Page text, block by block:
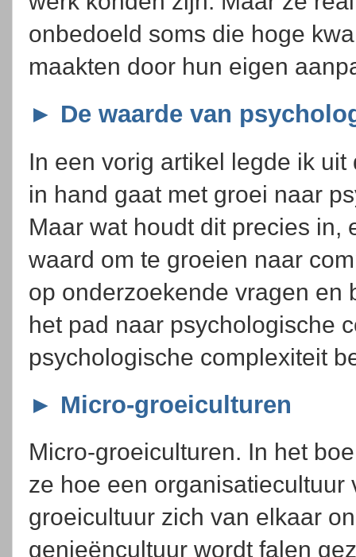
onbedoeld soms die hoge
maakten door hun eigen
► De waarde van
In een vorig artikel legde ik
in hand gaat met groei naar
Maar wat houdt dit precies in,
waard om te groeien naar
op onderzoekende vragen en
het pad naar psychologische
psychologische complexiteit
► Micro-groeiculturen
Micro-groeiculturen. In het
ze hoe een organisatiecultuur
groeicultuur zich van elkaar
genieëncultuur wordt falen